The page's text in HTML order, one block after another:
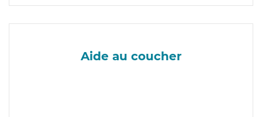
Aide au coucher